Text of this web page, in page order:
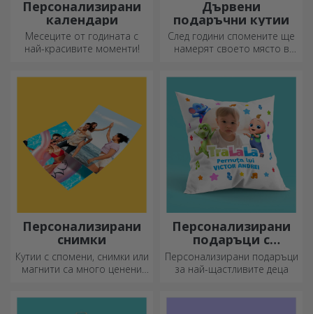
Персонализирани
календари
Месеците от годината с
най-красивите моменти!
Дървени
подаръчни кутии
След години спомените ще
намерят своето място в
Персонализирани
снимки
Кутии с спомени, снимки или
магнити са много ценени
Персонализирани
подаръци с
официална
лицензия - TraLaLa
Персонализирани подаръци
за най-щастливите деца